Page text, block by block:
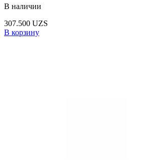
В наличии
307.500 UZS
В корзину